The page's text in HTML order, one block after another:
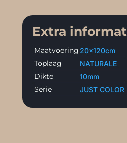
Extra
Maatvoering 20x120cm
Toplaag NATURALE
Dikte 10mm
Serie JUST COLOR